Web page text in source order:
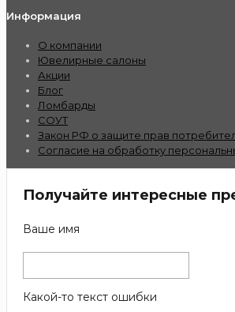
Информация
О компании
Ювелирные салоны
Акции
Блог
Ломбарды
СОУТ
Закон РФ о защите прав
Согласие на обработку
Получайте интересные
Ваше имя
Какой-то текст ошибки